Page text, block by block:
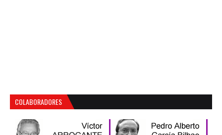
COLABORADORES